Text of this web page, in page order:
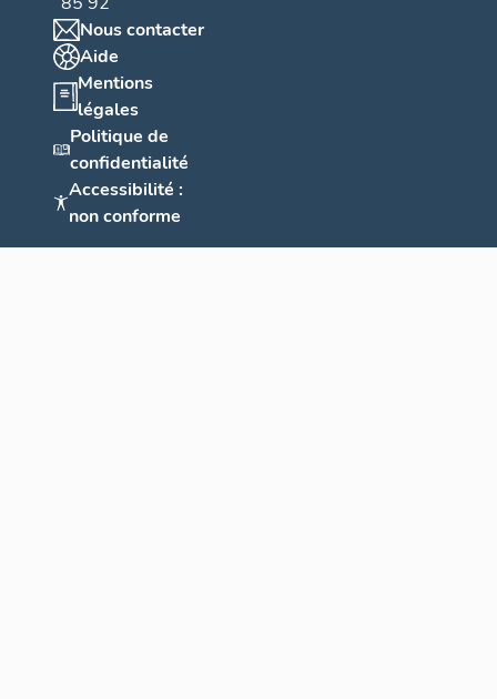
Nous contacter
Aide
Mentions
légales
Politique de
confidentialité
Accessibilité :
non conforme